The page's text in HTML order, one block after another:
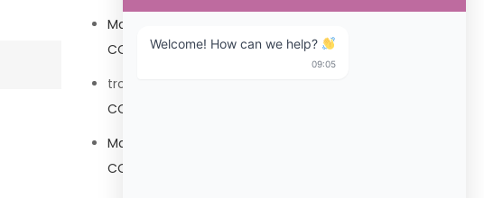
Mariana Pozo
COMPUESTO O TRIBEDOCE DX?
trolls_pipis
COMPUESTO O TRIBEDOCE DX?
Mariana Pozo
COMPUESTO O TRIBEDOCE DX?
Welcome! How can we help?
09:05